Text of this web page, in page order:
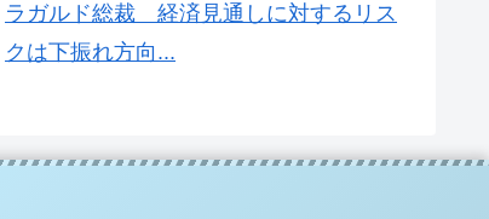
ラガルド総裁 経済見通しに対するリス
クは下振れ方向...